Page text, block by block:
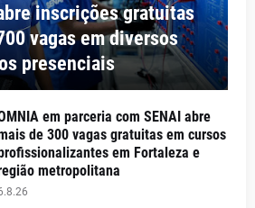
inscrições gratuitas
vagas em diversos
presenciais
em parceria com SENAI abre
de 300 vagas gratuitas em cursos
em Fortaleza e
metropolitana